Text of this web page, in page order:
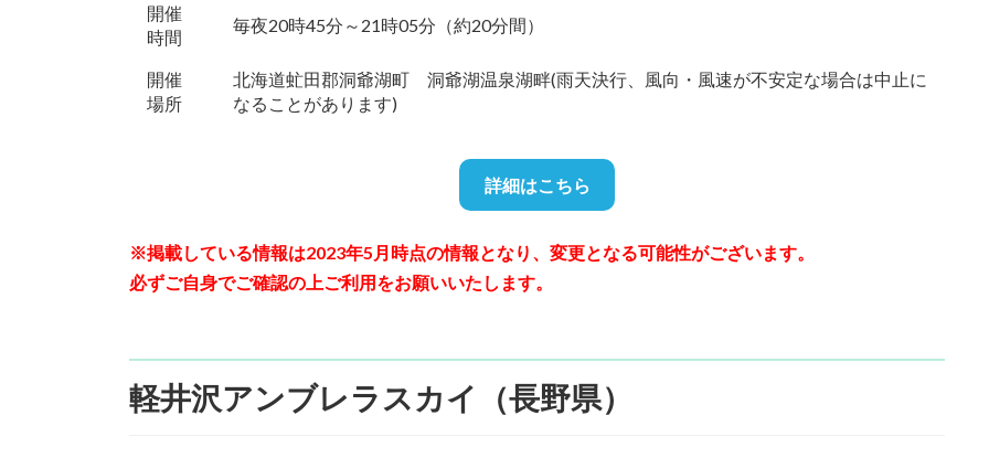
開催
時間
毎夜20時45分～21時05分（約20分間）
開催
場所
北海道虻田郡洞爺湖町 洞爺湖温泉湖畔(雨天決行、風向・風速が不安定な場合は中止に
なることがあります)
詳細はこちら
※掲載している情報は2023年5月時点の情報となり、変更となる可能性がございます。
必ずご自身でご確認の上ご利用をお願いいたします。
軽井沢アンブレラスカイ（長野県）